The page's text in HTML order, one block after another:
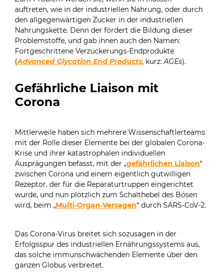
auftreten, wie in der industriellen Nahrung, oder durch
den allgegenwärtigen Zucker in der industriellen
Nahrungskette. Denn der fördert die Bildung dieser
Problemstoffe, und gab ihnen auch den Namen:
Fortgeschrittene Verzuckerungs-Endprodukte
(Advanced Glycation End Products, kurz:AGEs).
Gefährliche Liaison mit
Corona
Mittlerweile haben sich mehrere Wissenschaftlerteams
mit der Rolle dieser Elemente bei der globalen Corona-
Krise und ihrer katastrophalen individuellen
Ausprägungen befasst, mit der „gefährlichen Liaison“
zwischen Corona und einem eigentlich gutwilligen
Rezeptor, der für die Reparaturtruppen eingerichtet
wurde, und nun plötzlich zum Schalthebel des Bösen
wird, beim „Multi-Organ-Versagen“ durch SARS-CoV-2.
Das Corona-Virus breitet sich sozusagen in der
Erfolgsspur des industriellen Ernährungssystems aus,
das solche immunschwächenden Elemente über den
ganzen Globus verbreitet.